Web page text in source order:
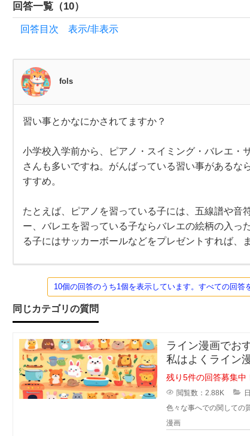
で
が、
小学
校入
学の
お祝
い
に何
プ
レ
ゼ
ン
回答一覧（10）
回答目次 表示/非表示
fols
習い
かな
にか
され
てま
す
校入
学前
ら、
ノ・
習い事とかなにかされてますか？
小学校入学前から、ピアノ・スイミング・バレエ・
さんも多いですね。がんばっている習い事があるな
すすめ。
たとえば、ピアノを習っている子には、五線譜や音
ー、バレエを習っている子ならバレエの絵柄の入っ
る子にはサッカーボールなどをプレゼントすれば、
10個の回答のうち1個を表示しています。すべての回答
同じカテゴリの質問
ライン漫画でお
私はよくライン
のおすすめがあ
残り5件の回答募集中
閲覧数：2.88K
色々な事へでの関しての
漫画